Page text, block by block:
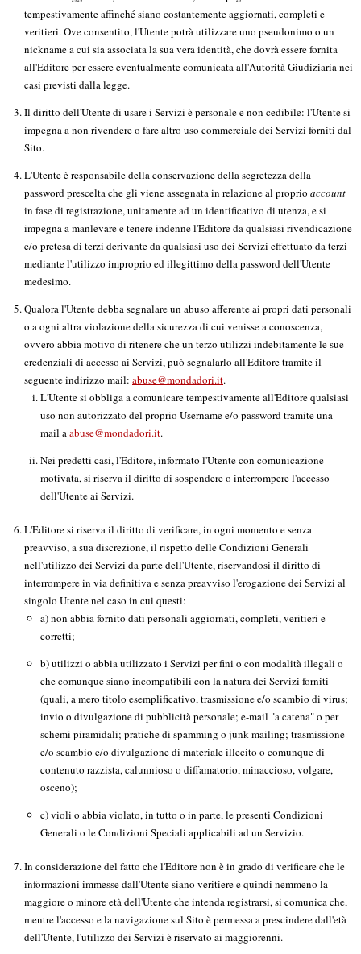
tempestivamente affinché siano costantemente aggiornati, completi e
veritieri. Ove consentito, l'Utente potrà utilizzare uno pseudonimo o un
nickname a cui sia associata la sua vera identità, che dovrà essere fornita
all'Editore per essere eventualmente comunicata all'Autorità Giudiziaria nei
casi previsti dalla legge.
Il diritto dell'Utente di usare i Servizi è personale e non cedibile: l'Utente si
impegna a non rivendere o fare altro uso commerciale dei Servizi forniti dal
Sito.
L'Utente è responsabile della conservazione della segretezza della
password prescelta che gli viene assegnata in relazione al proprio account
in fase di registrazione, unitamente ad un identificativo di utenza, e si
impegna a manlevare e tenere indenne l'Editore da qualsiasi rivendicazione
e/o pretesa di terzi derivante da qualsiasi uso dei Servizi effettuato da terzi
mediante l'utilizzo improprio ed illegittimo della password dell'Utente
medesimo.
Qualora l'Utente debba segnalare un abuso afferente ai propri dati personali
o a ogni altra violazione della sicurezza di cui venisse a conoscenza,
ovvero abbia motivo di ritenere che un terzo utilizzi indebitamente le sue
credenziali di accesso ai Servizi, può segnalarlo all'Editore tramite il
seguente indirizzo mail: abuse@mondadori.it.
L'Utente si obbliga a comunicare tempestivamente all'Editore qualsiasi
uso non autorizzato del proprio Username e/o password tramite una
mail aabuse@mondadori.it.
Nei predetti casi, l'Editore, informato l'Utente con comunicazione
motivata, si riserva il diritto di sospendere o interrompere l'accesso
dell'Utente ai Servizi.
L'Editore si riserva il diritto di verificare, in ogni momento e senza
preavviso, a sua discrezione, il rispetto delle Condizioni Generali
nell'utilizzo dei Servizi da parte dell'Utente, riservandosi il diritto di
interrompere in via definitiva e senza preavviso l'erogazione dei Servizi al
singolo Utente nel caso in cui questi:
a) non abbia fornito dati personali aggiornati, completi, veritieri e
corretti;
b) utilizzi o abbia utilizzato i Servizi per fini o con modalità illegali o
che comunque siano incompatibili con la natura dei Servizi forniti
(quali, a mero titolo esemplificativo, trasmissione e/o scambio di virus;
invio o divulgazione di pubblicità personale; e-mail "a catena" o per
schemi piramidali; pratiche di spamming o junk mailing; trasmissione
e/o scambio e/o divulgazione di materiale illecito o comunque di
contenuto razzista, calunnioso o diffamatorio, minaccioso, volgare,
osceno);
c) violi o abbia violato, in tutto o in parte, le presenti Condizioni
Generali o le Condizioni Speciali applicabili ad un Servizio.
In considerazione del fatto che l'Editore non è in grado di verificare che le
informazioni immesse dall'Utente siano veritiere e quindi nemmeno la
maggiore o minore età dell'Utente che intenda registrarsi, si comunica che,
mentre l'accesso e la navigazione sul Sito è permessa a prescindere dall'età
dell'Utente, l'utilizzo dei Servizi è riservato ai maggiorenni.